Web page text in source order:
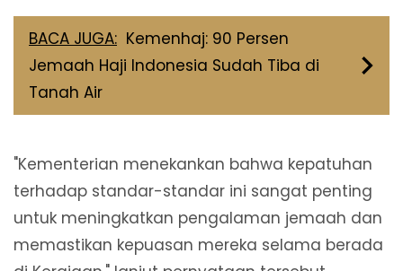
BACA JUGA: Kemenhaj: 90 Persen
Jemaah Haji Indonesia Sudah Tiba di
Tanah Air
"Kementerian menekankan bahwa kepatuhan
terhadap standar-standar ini sangat penting
untuk meningkatkan pengalaman jemaah dan
memastikan kepuasan mereka selama berada